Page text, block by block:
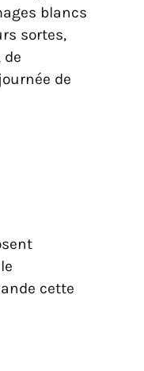
blancs
sortes,
de
de
cette